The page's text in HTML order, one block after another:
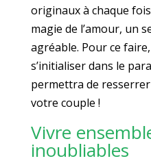
originaux à chaque
magie de l’amour, un
agréable. Pour ce
s’initialiser dans le
permettra de
votre couple !
Vivre
inoubliables